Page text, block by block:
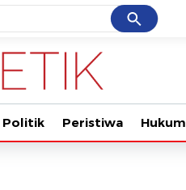
Cancel
Tonton
Politik Peristiwa Hukum